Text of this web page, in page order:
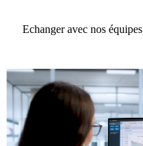
Echanger avec nos équipes